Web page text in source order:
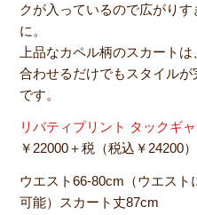
クが入っているので広がり
に。
上品なカペル柄のスカート
合わせるだけでもスタイル
です。
リバティプリント タックギ
￥22000＋税（税込￥24200）
ウエスト66-80cm（ウエス
可能）スカート丈87cm